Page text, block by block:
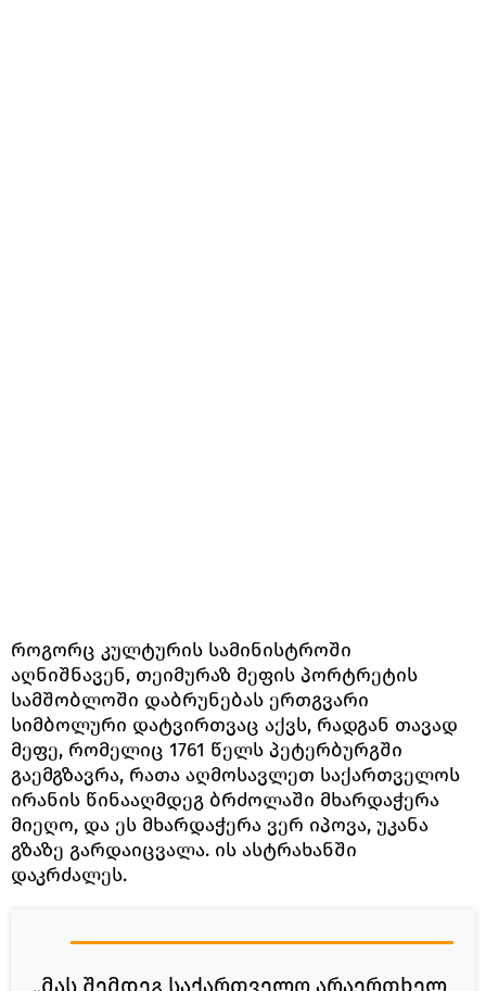
როგორც კულტურის სამინისტროში
აღნიშნავენ, თეიმურაზ მეფის პორტრეტის
სამშობლოში დაბრუნებას ერთგვარი
სიმბოლური დატვირთვაც აქვს, რადგან თავად
მეფე, რომელიც 1761 წელს პეტერბურგში
გაემგზავრა, რათა აღმოსავლეთ საქართველოს
ირანის წინააღმდეგ ბრძოლაში მხარდაჭერა
მიეღო, და ეს მხარდაჭერა ვერ იპოვა, უკანა
გზაზე გარდაიცვალა. ის ასტრახანში
დაკრძალეს.
„მას შემდეგ საქართველო არაერთხელ